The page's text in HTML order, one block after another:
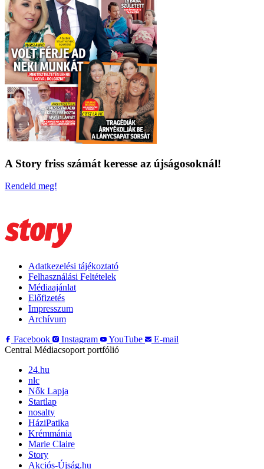
A Story friss számát keresse az újságosoknál!
Rendeld meg!
Adatkezelési tájékoztató
Felhasználási Feltételek
Médiaajánlat
Előfizetés
Impresszum
Archívum
Facebook
Instagram YouTube
E-mail
Central Médiacsoport portfólió
24.hu
nlc
Nők Lapja
Startlap
nosalty
HáziPatika
Krémmánia
Marie Claire
Story
Akciós-Újság.hu